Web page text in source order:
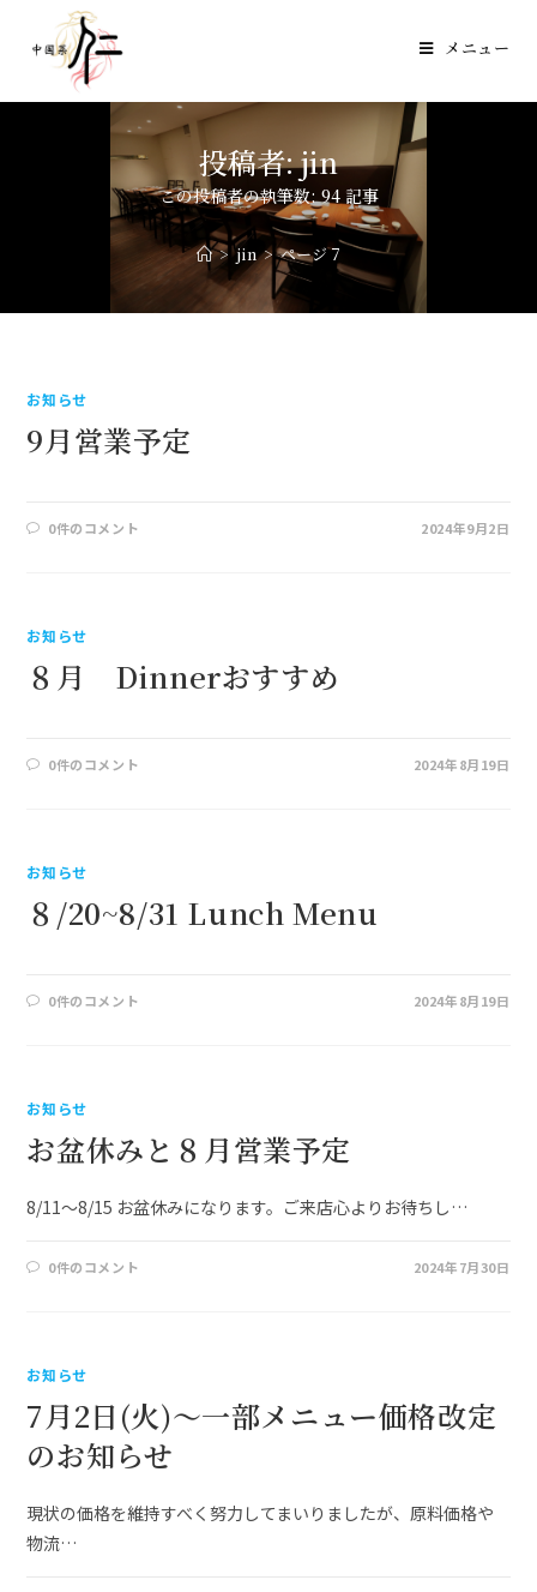
メニュー
投稿者:jin
この投稿者の執筆数: 94 記事
> jin > ページ 7
お知らせ
9月営業予定
0件のコメント 2024年9月2日
お知らせ
８月 Dinnerおすすめ
0件のコメント 2024年8月19日
お知らせ
８/20~8/31 Lunch Menu
0件のコメント 2024年8月19日
お知らせ
お盆休みと８月営業予定
8/11～8/15 お盆休みになります。ご来店心よりお待ちし…
0件のコメント 2024年7月30日
お知らせ
7月2日(火)～一部メニュー価格改定
のお知らせ
現状の価格を維持すべく努力してまいりましたが、原料価格や
物流…